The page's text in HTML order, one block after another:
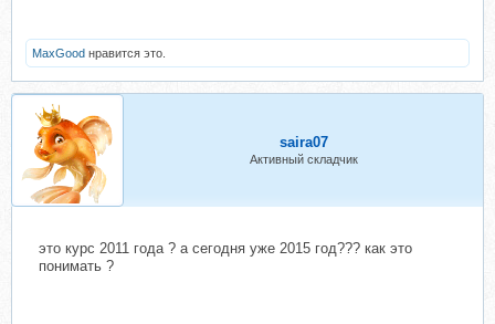
MaxGood нравится это.
saira07
Активный складчик
это курс 2011 года ? а сегодня уже 2015 год??? как это
понимать ?